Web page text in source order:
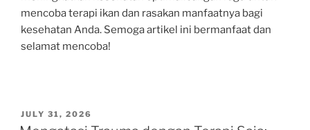
mencoba terapi ikan dan rasakan manfaatnya bagi
kesehatan Anda. Semoga artikel ini bermanfaat dan
selamat mencoba!
POSTED
ON
JULY 31, 2026